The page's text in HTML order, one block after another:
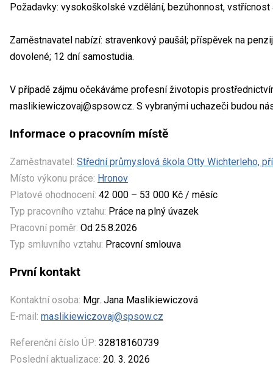
Požadavky: vysokoškolské vzdělání, bezúhonnost,
Zaměstnavatel nabízí: stravenkový paušál; příspěvek na
dovolené; 12 dní samostudia.
V případě zájmu očekáváme profesní životopis
maslikiewiczovaj@spsow.cz. S vybranými uchazeči budou
Informace o pracovním místě
Zaměstnavatel: Střední průmyslová škola Otty Wichterleho,
Místo výkonu práce: Hronov
Platové ohodnocení: 42 000 – 53 000 Kč / měsíc
Typ pracovního vztahu: Práce na plný úvazek
Pracovní poměr: Od 25.8.2026
Typ smluvního vztahu: Pracovní smlouva
První kontakt
Kontaktní osoba: Mgr. Jana Maslikiewiczová
E-mail: maslikiewiczovaj@spsow.cz
Referenční číslo ÚP: 32818160739
Poslední aktualizace: 20. 3. 2026